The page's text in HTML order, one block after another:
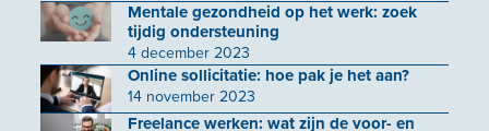
Mentale gezondheid op het werk: zoek
tijdig ondersteuning
4 december 2023
Online sollicitatie: hoe pak je het aan?
14 november 2023
Freelance werken: wat zijn de voor- en